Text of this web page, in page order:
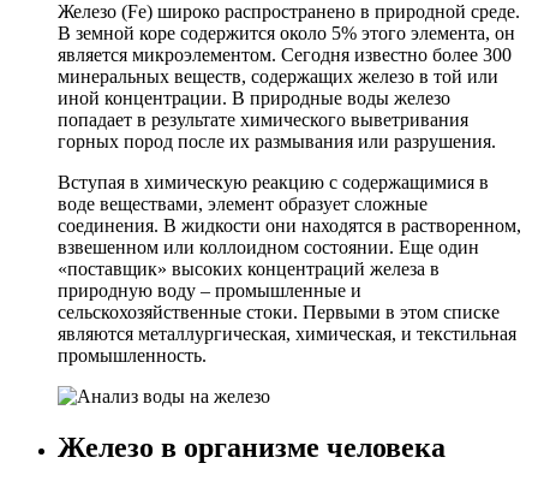
Железо (Fe) широко распространено в природной среде.
В земной коре содержится около 5% этого элемента, он
является микроэлементом. Сегодня известно более 300
минеральных веществ, содержащих железо в той или
иной концентрации. В природные воды железо
попадает в результате химического выветривания
горных пород после их размывания или разрушения.
Вступая в химическую реакцию с содержащимися в
воде веществами, элемент образует сложные
соединения. В жидкости они находятся в растворенном,
взвешенном или коллоидном состоянии. Еще один
«поставщик» высоких концентраций железа в
природную воду – промышленные и
сельскохозяйственные стоки. Первыми в этом списке
являются металлургическая, химическая, и текстильная
промышленность.
Железо в организме человека